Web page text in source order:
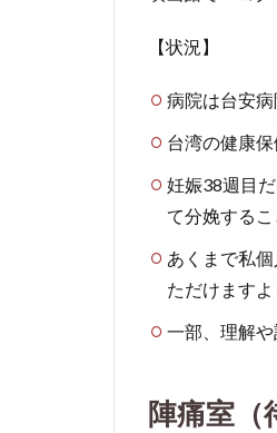
室
陣痛
（待
産
室）
るま
で
3
（待
【状況】
病院は台安病
台湾の健康
妊娠38週目
て分娩するこ
あくまで私
ただけます
一部、理解
陣痛室（